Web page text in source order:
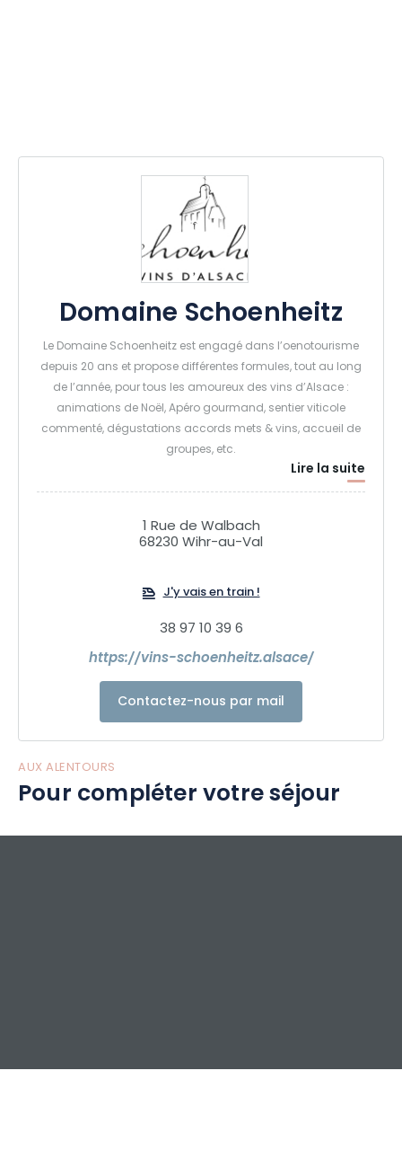
Domaine Schoenheitz
Le Domaine Schoenheitz est engagé dans l’oenotourisme
depuis 20 ans et propose différentes formules, tout au long
de l’année, pour tous les amoureux des vins d’Alsace :
animations de Noël, Apéro gourmand, sentier viticole
commenté, dégustations accords mets & vins, accueil de
groupes, etc.
Membre des diVINes d’Alsace, le domaine est labellisé «
Cave de Noël » , « Vignobles et Découvertes » et « Alsace
de terroirs granitiques, le vignoble est certifié Agriculture
Lire la suite
1 Rue de Walbach
68230 Wihr-au-Val
J'y vais en train !
38 97 10 39 6
https://vins-schoenheitz.alsace/
Contactez-nous par mail
AUX ALENTOURS
Pour compléter votre séjour